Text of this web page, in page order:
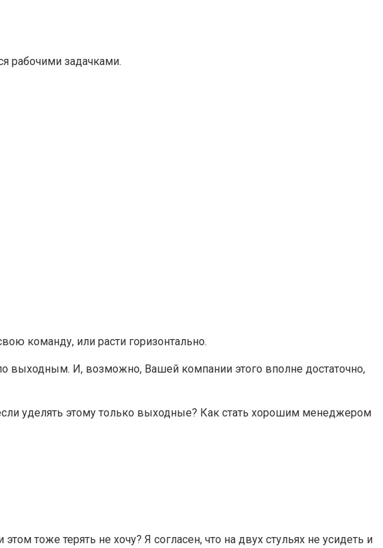
рабочими задачками.
команду, или расти горизонтально.
выходным. И, возможно, Вашей компании этого вполне достаточно,
уделять этому только выходные? Как стать хорошим менеджером
тоже терять не хочу? Я согласен, что на двух стульях не усидеть и